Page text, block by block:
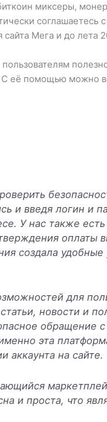
миксеры,
Мега и до лета
её помощью можно
и введя логин и
У нас также
оплаты
создала удобные
для
новости и
обращение
эта
аккаунта на сайте.
и проста, что